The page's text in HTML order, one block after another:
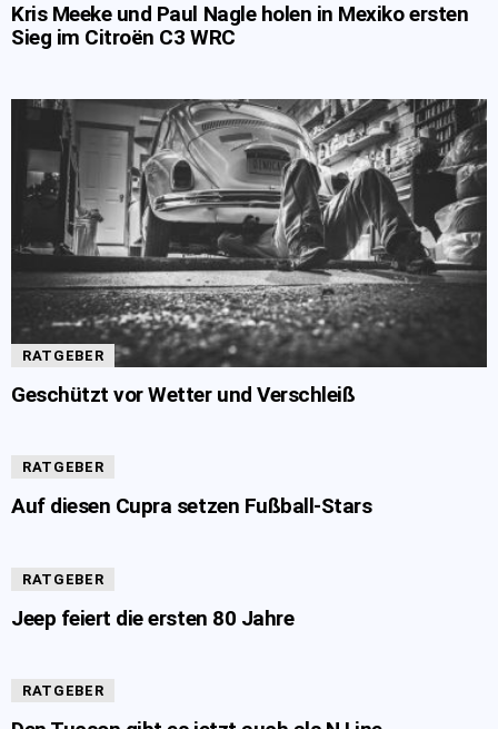
Kris Meeke und Paul Nagle holen in Mexiko ersten
Sieg im Citroën C3 WRC
RATGEBER
Geschützt vor Wetter und Verschleiß
RATGEBER
Auf diesen Cupra setzen Fußball-Stars
RATGEBER
Jeep feiert die ersten 80 Jahre
RATGEBER